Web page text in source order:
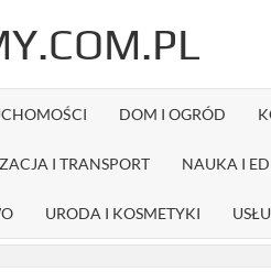
DOM I OGRÓD
I TRANSPORT NAUKA I
URODA I KOSMETYKI